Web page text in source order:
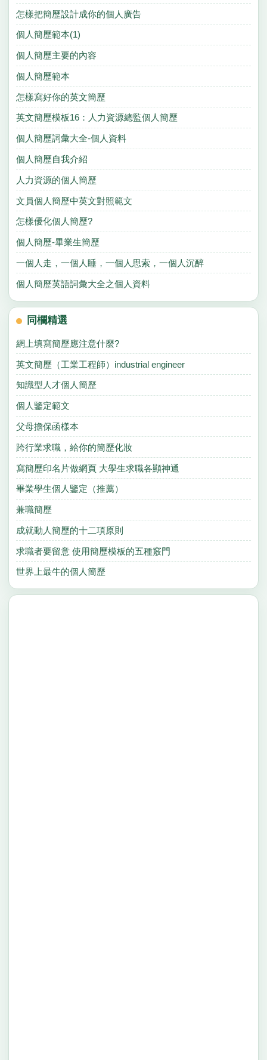
怎樣把簡歷設計成你的個人廣告
個人簡歷範本(1)
個人簡歷主要的內容
個人簡歷範本
怎樣寫好你的英文簡歷
英文簡歷模板16：人力資源總監個人簡歷
個人簡歷詞彙大全-個人資料
個人簡歷自我介紹
人力資源的個人簡歷
文員個人簡歷中英文對照範文
怎樣優化個人簡歷?
個人簡歷-畢業生簡歷
一個人走，一個人睡，一個人思索，一個人沉醉
個人簡歷英語詞彙大全之個人資料
同欄精選
網上填寫簡歷應注意什麼?
英文簡歷（工業工程師）industrial engineer
知識型人才個人簡歷
個人鑒定範文
父母擔保函樣本
跨行業求職，給你的簡歷化妝
寫簡歷印名片做網頁 大學生求職各顯神通
畢業學生個人鑒定（推薦）
兼職簡歷
成就動人簡歷的十二項原則
求職者要留意 使用簡歷模板的五種竅門
世界上最牛的個人簡歷